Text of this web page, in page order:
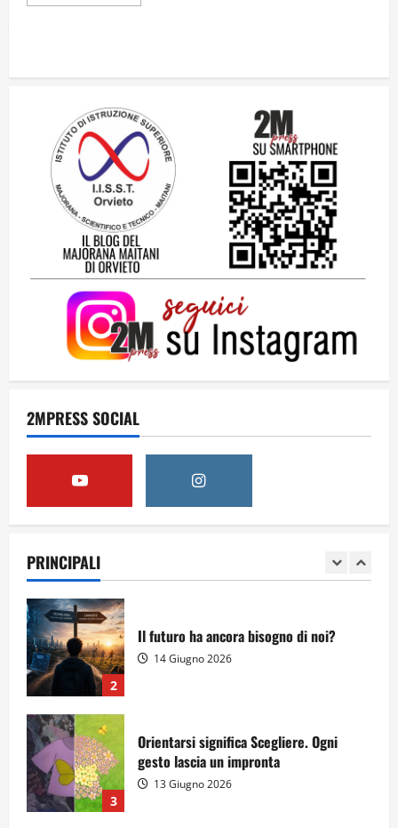
2MPRESS SOCIAL
PRINCIPALI
2
14 Giugno 2026
3
Orientarsi significa Scegliere. Ogni
gesto lascia un impronta
13 Giugno 2026
4
Come hanno fatto? La scalata lampo del
Como 1907 verso l’Europa
12 Giugno 2026
5
Majorana-Maitani al Festival
2
Il futuro ha ancora bisogno di noi?
14 Giugno 2026
3
Orientarsi significa Scegliere. Ogni
gesto lascia un impronta
13 Giugno 2026